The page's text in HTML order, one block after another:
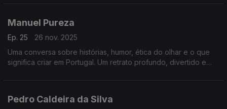
Manuel Pureza
Ep. 25
26 nov. 2025
Uma conversa sobre histórias, humor, ética do olhar e o que
significa criar em Portugal. Um retrato profundo, divertido e
Pedro Caldeira da Silva